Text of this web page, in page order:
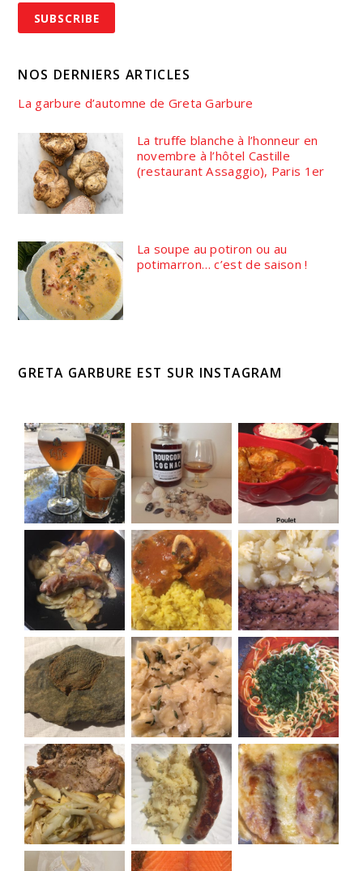
NOS DERNIERS ARTICLES
La garbure d’automne de Greta Garbure
La truffe blanche à l’honneur en
novembre à l’hôtel Castille
(restaurant Assaggio), Paris 1er
La soupe au potiron ou au
potimarron… c’est de saison !
GRETA GARBURE EST SUR INSTAGRAM